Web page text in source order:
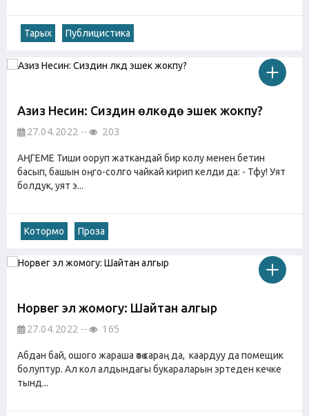
Тарых Публицистика
Азиз Несин: Сиздин өлкөдө эшек жокпу?
27.04.2022 203
АҢГЕМЕ Тиши ооруп жаткандай бир колу менен бетин
басып, башын оңго-солго чайкай кирип келди да: - Тфу! Уят
болдук, уят э...
Котормо Проза
Норвег эл жомогу: Шайтан алгыр
27.04.2022 165
Абдан бай, ошого жараша өтө сараң да, каардуу да помещик
болуптур. Ал кол алдындагы букараларын эртеден кечке
тынд...